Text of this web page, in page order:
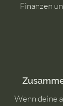
Finanzen
Wenn deine